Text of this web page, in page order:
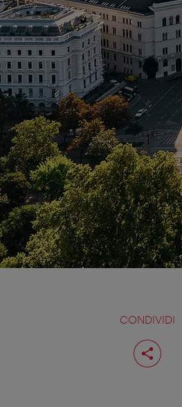
CONDIVIDI
Condividi
pagina